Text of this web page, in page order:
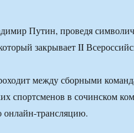
Путин, проведя
закрывает II
между сборными
спортсменов в сочинском
трансляцию.